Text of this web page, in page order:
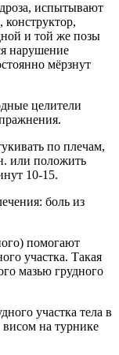
испытывают
и той же позы
нарушение
мёрзнут
целители
по плечам,
или положить
10-15.
боль из
помогают
участка. Такая
мазью грудного
участка тела в
на турнике